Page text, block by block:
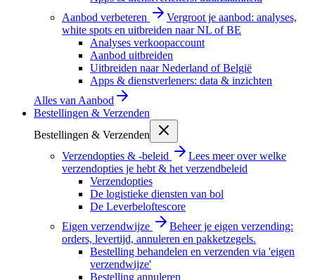
Aanbod verbeteren
Vergroot je aanbod: analyses,
white spots en uitbreiden naar NL of BE
Analyses verkoopaccount
Aanbod uitbreiden
Uitbreiden naar Nederland of België
Apps & dienstverleners: data & inzichten
Alles van Aanbod
Bestellingen & Verzenden
Bestellingen & Verzenden
Verzendopties & -beleid
Lees meer over welke
verzendopties je hebt & het verzendbeleid
Verzendopties
De logistieke diensten van bol
De Leverbeloftescore
Eigen verzendwijze
Beheer je eigen verzending:
orders, levertijd, annuleren en pakketzegels.
Bestelling behandelen en verzenden via 'eigen
verzendwijze'
Bestelling annuleren